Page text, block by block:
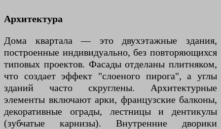
Архитектура
Дома квартала — это двухэтажные здания,
построенные индивидуально, без повторяющихся
типовых проектов. Фасады отделаны плитняком,
что создает эффект "слоеного пирога", а углы
зданий часто скруглены. Архитектурные
элементы включают арки, французские балконы,
декоративные ограды, лестницы и дентикулы
(зубчатые карнизы). Внутренние дворики